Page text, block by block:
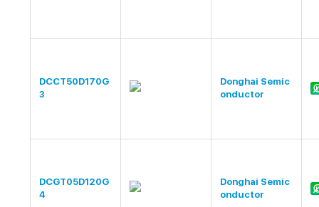
DCCT50D170G
3
Donghai Semic
onductor
DCGT05D120G
4
Donghai Semic
onductor